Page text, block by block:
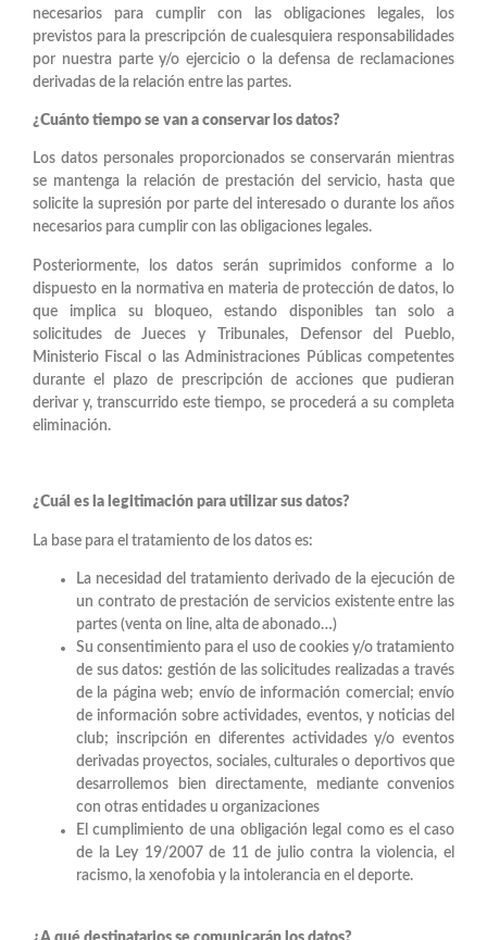
necesarios para cumplir con las obligaciones legales, los
previstos para la prescripción de cualesquiera responsabilidades
por nuestra parte y/o ejercicio o la defensa de reclamaciones
derivadas de la relación entre las partes.
¿Cuánto tiempo se van a conservar los datos?
Los datos personales proporcionados se conservarán mientras
se mantenga la relación de prestación del servicio, hasta que
solicite la supresión por parte del interesado o durante los años
necesarios para cumplir con las obligaciones legales.
Posteriormente, los datos serán suprimidos conforme a lo
dispuesto en la normativa en materia de protección de datos, lo
que implica su bloqueo, estando disponibles tan solo a
solicitudes de Jueces y Tribunales, Defensor del Pueblo,
Ministerio Fiscal o las Administraciones Públicas competentes
durante el plazo de prescripción de acciones que pudieran
derivar y, transcurrido este tiempo, se procederá a su completa
eliminación.
¿Cuál es la legitimación para utilizar sus datos?
La base para el tratamiento de los datos es:
La necesidad del tratamiento derivado de la ejecución de
un contrato de prestación de servicios existente entre las
partes (venta on line, alta de abonado…)
Su consentimiento para el uso de cookies y/o tratamiento
de sus datos: gestión de las solicitudes realizadas a través
de la página web; envío de información comercial; envío
de información sobre actividades, eventos, y noticias del
club; inscripción en diferentes actividades y/o eventos
derivadas proyectos, sociales, culturales o deportivos que
desarrollemos bien directamente, mediante convenios
con otras entidades u organizaciones
El cumplimiento de una obligación legal como es el caso
de la Ley 19/2007 de 11 de julio contra la violencia, el
racismo, la xenofobia y la intolerancia en el deporte.